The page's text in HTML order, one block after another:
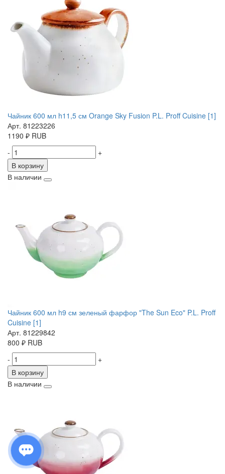
Чайник 600 мл h11,5 см Orange Sky Fusion P.L. Proff Cuisine [1]
Арт. 81223226
1190 ₽ RUB
-
+
В корзину
В наличии
Чайник 600 мл h9 см зеленый фарфор "The Sun Eco" P.L. Proff
Cuisine [1]
Арт. 81229842
800 ₽ RUB
-
+
В корзину
В наличии